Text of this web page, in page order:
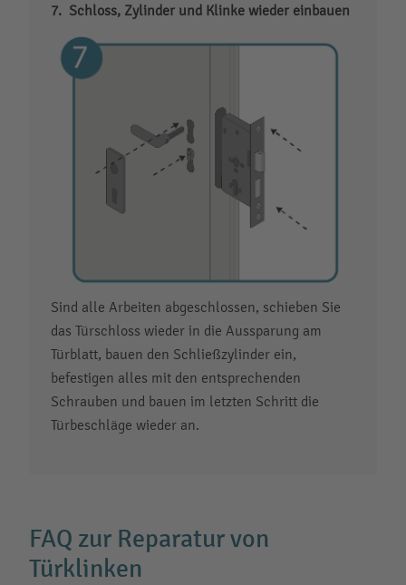
Schloss, Zylinder und Klinke wieder einbauen
Sind alle Arbeiten abgeschlossen, schieben Sie
das Türschloss wieder in die Aussparung am
Türblatt, bauen den Schließzylinder ein,
befestigen alles mit den entsprechenden
Schrauben und bauen im letzten Schritt die
Türbeschläge wieder an.
FAQ zur Reparatur von
Türklinken